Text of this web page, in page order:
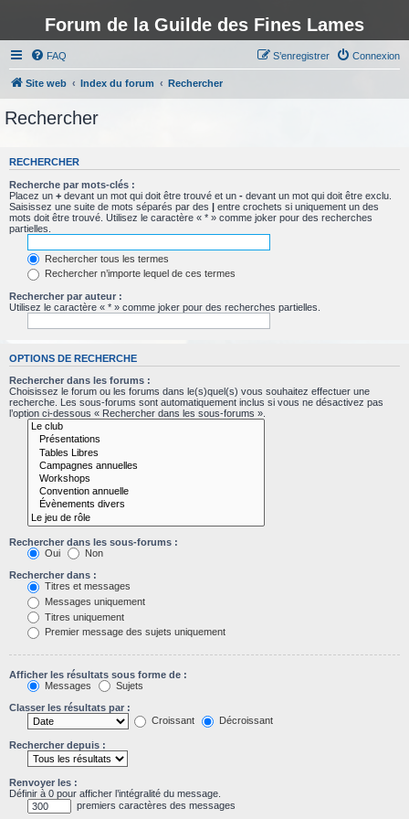
Forum de la Guilde des Fines Lames
FAQ Connexion
S’enregistrer
Site web Index du forum Rechercher
Rechercher
RECHERCHER
Recherche par mots-clés :
Placez un + devant un mot qui doit être trouvé et un - devant un mot qui doit être exclu.
Saisissez une suite de mots séparés par des | entre crochets si uniquement un des
mots doit être trouvé. Utilisez le caractère « * » comme joker pour des recherches
partielles.
Rechercher tous les termes
Rechercher n’importe lequel de ces termes
Rechercher par auteur :
Utilisez le caractère « * » comme joker pour des recherches partielles.
OPTIONS DE RECHERCHE
Rechercher dans les forums :
Choisissez le forum ou les forums dans le(s)quel(s) vous souhaitez effectuer une
recherche. Les sous-forums sont automatiquement inclus si vous ne désactivez pas
l’option ci-dessous « Rechercher dans les sous-forums ».
Rechercher dans les sous-forums :
Oui
Non
Rechercher dans :
Titres et messages
Messages uniquement
Titres uniquement
Premier message des sujets uniquement
Afficher les résultats sous forme de :
Messages
Sujets
Classer les résultats par :
Croissant
Décroissant
Rechercher depuis :
Renvoyer les :
Définir à 0 pour afficher l’intégralité du message.
premiers caractères des messages